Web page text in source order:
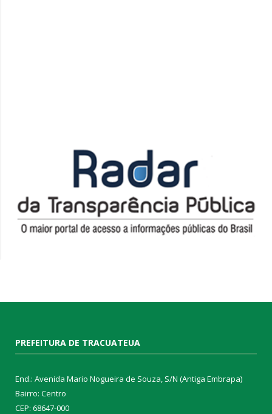
PREFEITURA DE TRACUATEUA
End.: Avenida Mario Nogueira de Souza, S/N (Antiga Embrapa)
Bairro: Centro
CEP: 68647-000